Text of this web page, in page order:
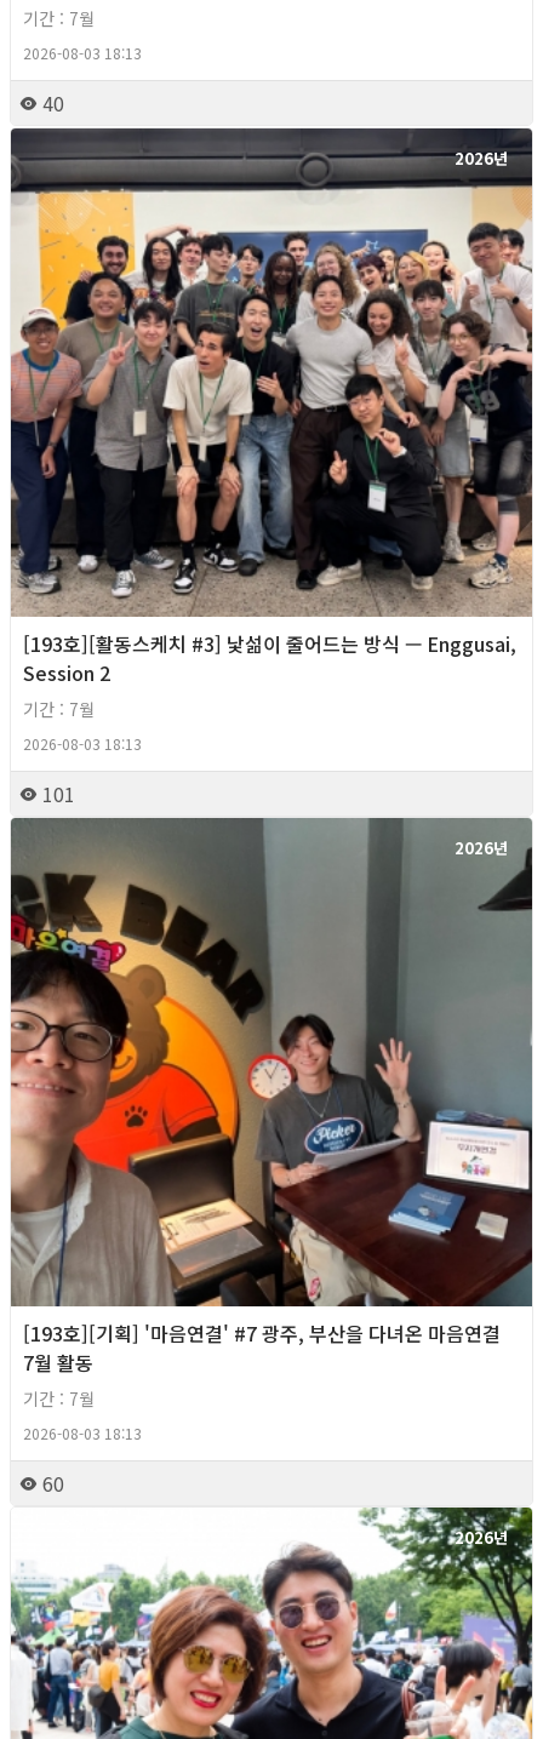
기간 : 7월
2026-08-03 18:13
40
2026년
[193호][활동스케치 #3] 낯섦이 줄어드는 방식 — Enggusai,
Session 2
기간 : 7월
2026-08-03 18:13
101
2026년
[193호][기획] '마음연결' #7 광주, 부산을 다녀온 마음연결
7월 활동
기간 : 7월
2026-08-03 18:13
60
2026년